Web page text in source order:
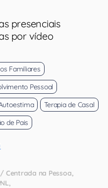
presenciais
por vídeo
Familiares
Pessoal
Terapia de Casal
de Pais
Centrada na Pessoa